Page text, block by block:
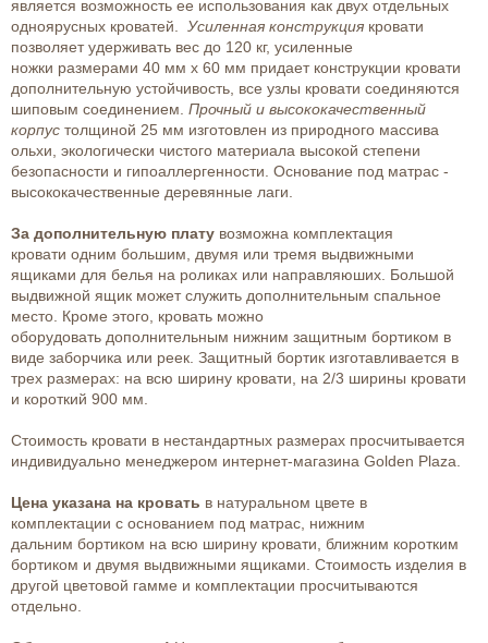
является возможность ее использования как двух отдельных
одноярусных кроватей. Усиленная конструкция кровати
позволяет удерживать вес до 120 кг, усиленные
ножки размерами 40 мм х 60 мм придает конструкции кровати
дополнительную устойчивость, все узлы кровати соединяются
шиповым соединением. Прочный и высококачественный
корпус толщиной 25 мм изготовлен из природного массива
ольхи, экологически чистого материала высокой степени
безопасности и гипоаллергенности. Основание под матрас -
высококачественные деревянные лаги.
За дополнительную плату возможна комплектация
кровати одним большим, двумя или тремя выдвижными
ящиками для белья на роликах или направляюших. Большой
выдвижной ящик может служить дополнительным спальное
место. Кроме этого, кровать можно
оборудовать дополнительным нижним защитным бортиком в
виде заборчика или реек. Защитный бортик изготавливается в
трех размерах: на всю ширину кровати, на 2/3 ширины кровати
и короткий 900 мм.
Стоимость кровати в нестандартных размерах просчитывается
индивидуально менеджером интернет-магазина Golden Plaza.
Цена указана на кровать в натуральном цвете в
комплектации с основанием под матрас, нижним
дальним бортиком на всю ширину кровати, ближним коротким
бортиком и двумя выдвижными ящиками. Стоимость изделия в
другой цветовой гамме и комплектации просчитываются
отдельно.